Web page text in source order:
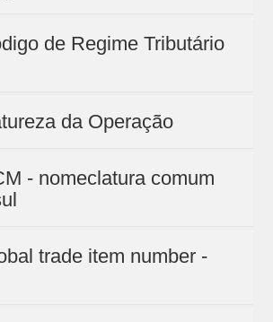
de Regime Tributário
da Operação
- nomeclatura comum
trade item number -